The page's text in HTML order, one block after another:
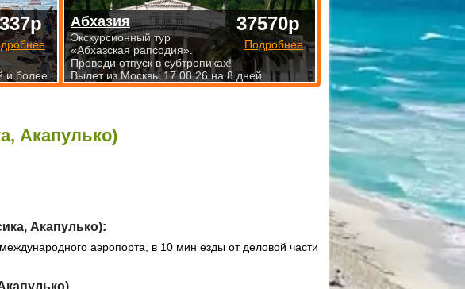
Акапулько)
Акапулько):
аэропорта, в 10 мин езды от деловой части
и более
37570р
Подробнее
Абхазия
Экскурсионный тур
«Абхазская рапсодия».
Проведи отпуск в субтропиках!
Вылет из Москвы 17.08.26 на 8 дней